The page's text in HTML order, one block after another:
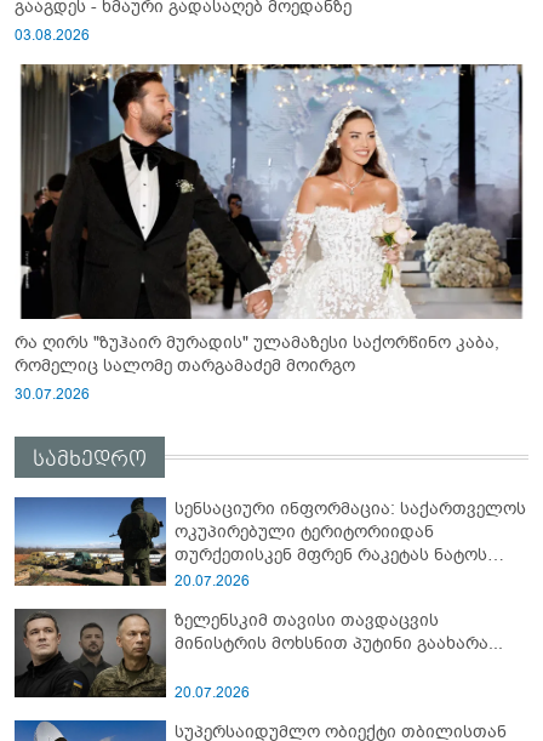
გააგდეს - ხმაური გადასაღებ მოედანზე
03.08.2026
რა ღირს "ზუჰაირ მურადის" ულამაზესი საქორწინო კაბა,
რომელიც სალომე თარგამაძემ მოირგო
30.07.2026
სამხედრო
სენსაციური ინფორმაცია: საქართველოს
ოკუპირებული ტერიტორიიდან
თურქეთისკენ მფრენ რაკეტას ნატოს
სამიტი კინაღამ ჩაუშლია
20.07.2026
ზელენსკიმ თავისი თავდაცვის
მინისტრის მოხსნით პუტინი გაახარა...
20.07.2026
სუპერსაიდუმლო ობიექტი თბილისთან